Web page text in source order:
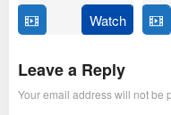
2025
Watch
Leave a Reply
Your email address will not be